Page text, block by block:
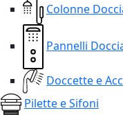
Colonne
Pannelli
Doccette e
Pilette e Sifoni